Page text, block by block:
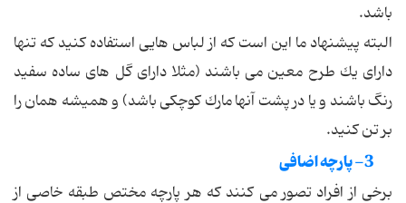
باشد.
البته پیشنهاد ما این است كه از لباس هایی استفاده كنید كه تنها
دارای یك طرح معین می باشند (مثلا دارای گل های ساده سفید
رنگ باشند و یا در پشت آنها مارك كوچكی باشد) و همیشه همان را
بر تن كنید.
3- پارچه اضافی
برخی از افراد تصور می كنند كه هر پارچه مختص طبقه خاصی از